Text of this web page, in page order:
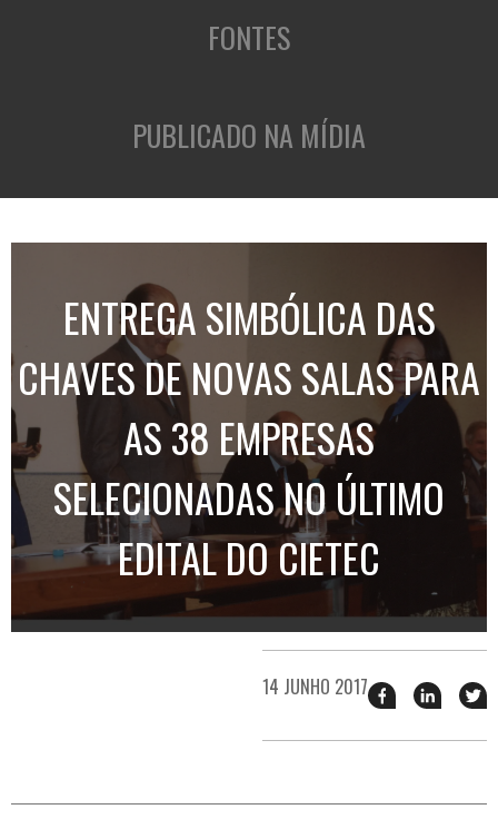
FONTES
PUBLICADO NA MÍDIA
ENTREGA SIMBÓLICA DAS
CHAVES DE NOVAS SALAS PARA
AS 38 EMPRESAS
SELECIONADAS NO ÚLTIMO
EDITAL DO CIETEC
14 JUNHO 2017 Compartilhar
esse
no
esse
no